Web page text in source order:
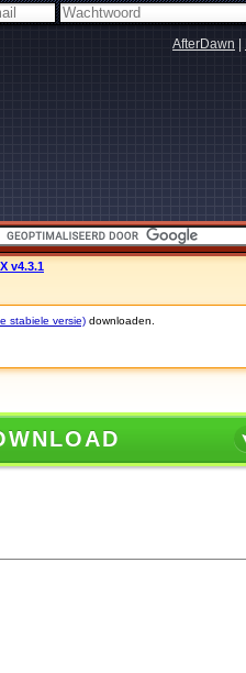
AfterDawn
v4.3.1
stabiele versie) downloaden.